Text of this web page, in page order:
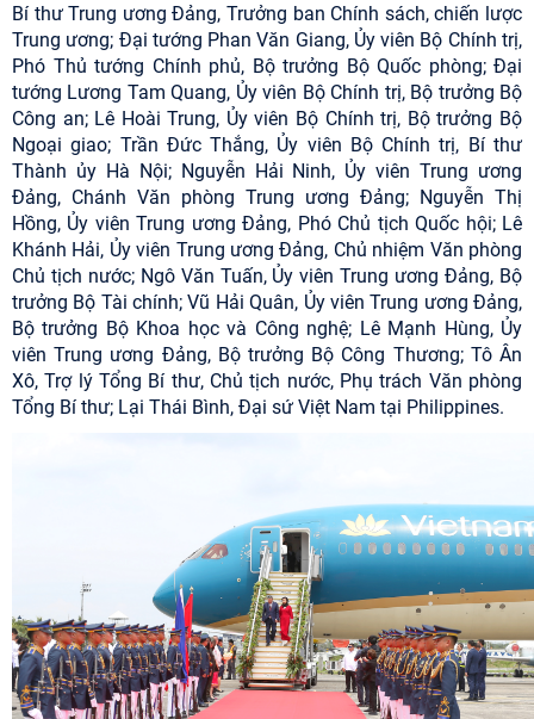
Bí thư Trung ương Đảng, Trưởng ban Chính sách, chiến lược
Trung ương; Đại tướng Phan Văn Giang, Ủy viên Bộ Chính trị,
Phó Thủ tướng Chính phủ, Bộ trưởng Bộ Quốc phòng; Đại
tướng Lương Tam Quang, Ủy viên Bộ Chính trị, Bộ trưởng Bộ
Công an; Lê Hoài Trung, Ủy viên Bộ Chính trị, Bộ trưởng Bộ
Ngoại giao; Trần Đức Thắng, Ủy viên Bộ Chính trị, Bí thư
Thành ủy Hà Nội; Nguyễn Hải Ninh, Ủy viên Trung ương
Đảng, Chánh Văn phòng Trung ương Đảng; Nguyễn Thị
Hồng, Ủy viên Trung ương Đảng, Phó Chủ tịch Quốc hội; Lê
Khánh Hải, Ủy viên Trung ương Đảng, Chủ nhiệm Văn phòng
Chủ tịch nước; Ngô Văn Tuấn, Ủy viên Trung ương Đảng, Bộ
trưởng Bộ Tài chính; Vũ Hải Quân, Ủy viên Trung ương Đảng,
Bộ trưởng Bộ Khoa học và Công nghệ; Lê Mạnh Hùng, Ủy
viên Trung ương Đảng, Bộ trưởng Bộ Công Thương; Tô Ân
Xô, Trợ lý Tổng Bí thư, Chủ tịch nước, Phụ trách Văn phòng
Tổng Bí thư; Lại Thái Bình, Đại sứ Việt Nam tại Philippines.